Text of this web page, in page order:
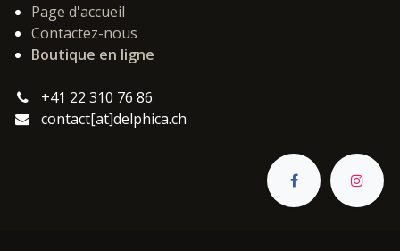
Page d'accueil
Contactez-nous
Boutique en ligne
+41 22 310 76 86
contact[at]delphica.ch